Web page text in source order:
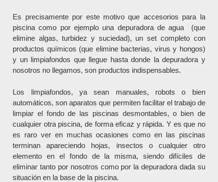
Es precisamente por este motivo que accesorios para la
piscina como por ejemplo una depuradora de agua (que
elimine algas, turbidez y suciedad), un set completo con
productos químicos (que elimine bacterias, virus y hongos)
y un limpiafondos que llegue hasta donde la depuradora y
nosotros no llegamos, son productos indispensables.
Los limpiafondos, ya sean manuales, robots o bien
automáticos, son aparatos que permiten facilitar el trabajo de
limpiar el fondo de las piscinas desmontables, o bien de
cualquier otra piscina, de forma eficaz y rápida. Y es que no
es raro ver en muchas ocasiones como en las piscinas
terminan apareciendo hojas, insectos o cualquier otro
elemento en el fondo de la misma, siendo difíciles de
eliminar tanto por nosotros como por la depuradora dada su
situación en la base de la piscina.